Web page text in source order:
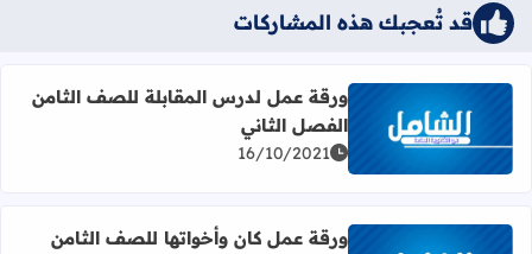
قد تُعجبك هذه المشاركات
اقرأ المزيد عن ورقة عمل لدرس المقابلة للصف الثامن الفصل
ورقة عمل لدرس المقابلة للصف الثامن
الفصل الثاني
16/10/2021
ورقة عمل كان وأخواتها للصف الثامن